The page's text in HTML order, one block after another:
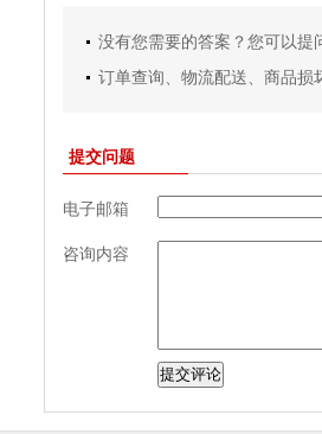
没有您需要的答案？您可以提
订单查询、物流配送、商品损
提交问题
电子邮箱
咨询内容